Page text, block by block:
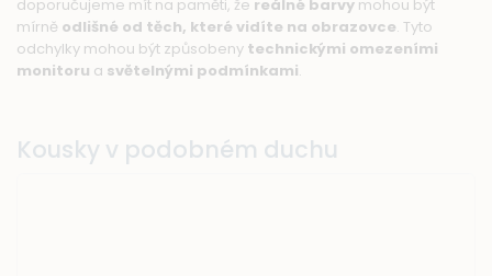
doporučujeme mít na paměti, že reálné barvy mohou být
mírně odlišné od těch, které vidíte na obrazovce. Tyto
odchylky mohou být způsobeny technickými omezeními
monitoru a světelnými podmínkami.
Kousky v podobném duchu